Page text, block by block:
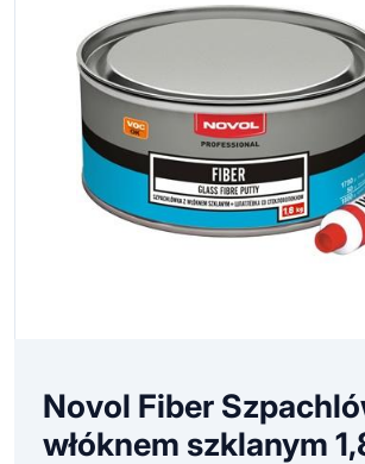
Novol Fiber
włóknem szklanym